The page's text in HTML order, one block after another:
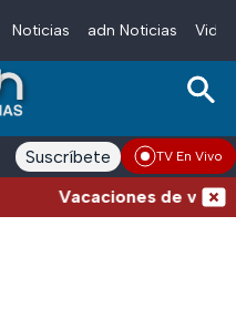
Noticias adn Noticias
adn Noticias Radio
Suscríbete TV En Vivo
Vacaciones de verano